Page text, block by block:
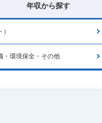
年収から探す
・環境保全・その他